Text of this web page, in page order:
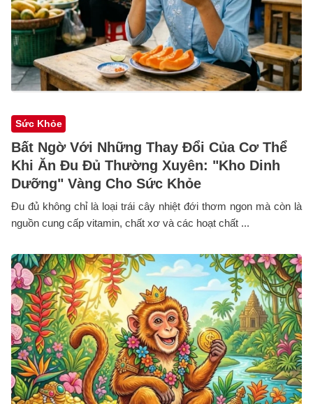
Sức Khỏe
Bất Ngờ Với Những Thay Đổi Của Cơ Thể
Khi Ăn Đu Đủ Thường Xuyên: "Kho Dinh
Dưỡng" Vàng Cho Sức Khỏe
Đu đủ không chỉ là loại trái cây nhiệt đới thơm ngon mà còn là
nguồn cung cấp vitamin, chất xơ và các hoạt chất ...